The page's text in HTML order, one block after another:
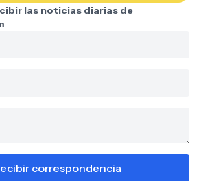
las noticias diarias de